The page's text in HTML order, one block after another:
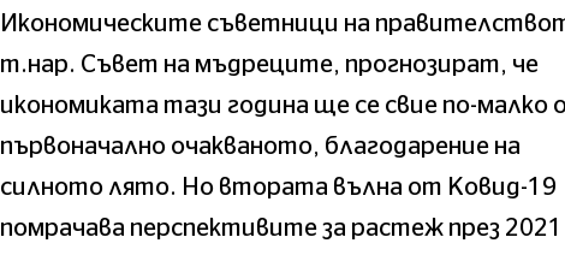
Икономическите съветници на
т.нар. Съвет на мъдреците, прогнозират, че
икономиката тази година ще се свие по-малко
първоначално очакваното, благодарение на
силното лято. Но втората вълна от Ковид-19
помрачава перспективите за растеж през 2021